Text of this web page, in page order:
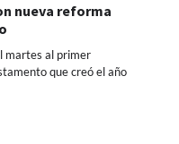
nueva reforma
martes al primer
que creó el año